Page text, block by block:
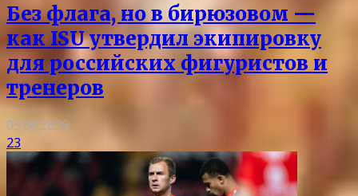
Без флага, но в бирюзовом —
как ISU утвердил экипировку
для российских фигуристов и
тренеров
05.08.2026
23